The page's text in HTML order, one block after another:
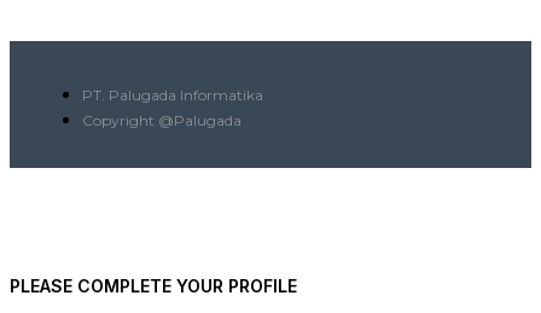
PT. Palugada Informatika
Copyright @Palugada
PLEASE COMPLETE YOUR PROFILE